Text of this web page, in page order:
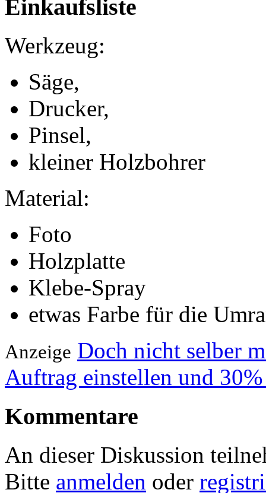
Einkaufsliste
Werkzeug:
Säge,
Drucker,
Pinsel,
kleiner Holzbohrer
Material:
Foto
Holzplatte
Klebe-Spray
etwas Farbe für die
Anzeige Doch nicht selber
Auftrag einstellen und
Kommentare
An dieser Diskussion
Bitte anmelden oder